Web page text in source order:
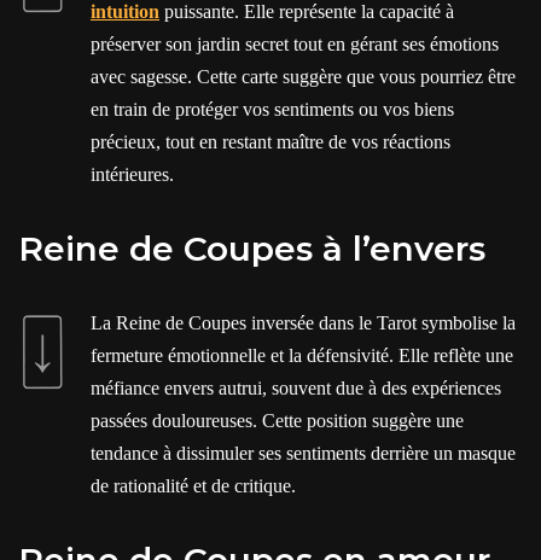
intuition puissante. Elle représente la capacité à
préserver son jardin secret tout en gérant ses émotions
avec sagesse. Cette carte suggère que vous pourriez être
en train de protéger vos sentiments ou vos biens
précieux, tout en restant maître de vos réactions
intérieures.
Reine de Coupes à l’envers
La Reine de Coupes inversée dans le Tarot symbolise la
fermeture émotionnelle et la défensivité. Elle reflète une
méfiance envers autrui, souvent due à des expériences
passées douloureuses. Cette position suggère une
tendance à dissimuler ses sentiments derrière un masque
de rationalité et de critique.